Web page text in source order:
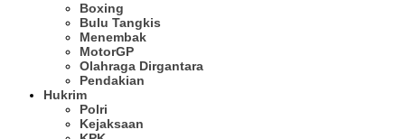
Boxing
Bulu Tangkis
Menembak
MotorGP
Olahraga Dirgantara
Pendakian
Hukrim
Polri
Kejaksaan